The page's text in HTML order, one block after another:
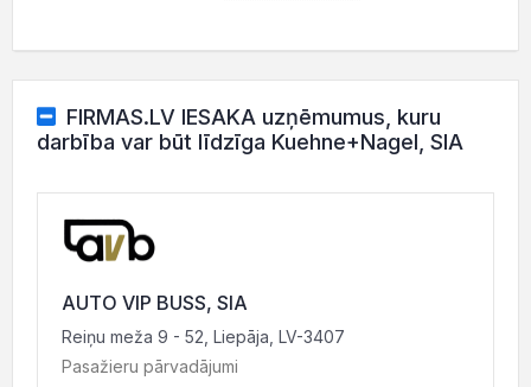
FIRMAS.LV IESAKA uzņēmumus, kuru
darbība var būt līdzīga Kuehne+Nagel, SIA
AUTO VIP BUSS, SIA
Reiņu meža 9 - 52, Liepāja, LV-3407
Pasažieru pārvadājumi